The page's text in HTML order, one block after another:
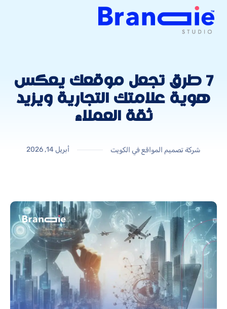
7 طرق تجعل موقعك يعكس
هوية علامتك التجارية ويزيد
ثقة العملاء
شركة تصميم المواقع في الكويت أبريل 14, 2026